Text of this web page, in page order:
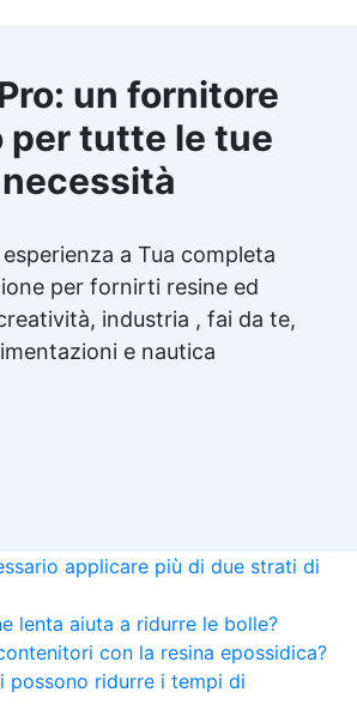
un fornitore
per tutte le tue
necessità
a Tua completa
per fornirti resine ed
industria , fai da te,
e nautica
applicare più di due strati di
lenta aiuta a ridurre le bolle?
con la resina epossidica?
possono ridurre i tempi di